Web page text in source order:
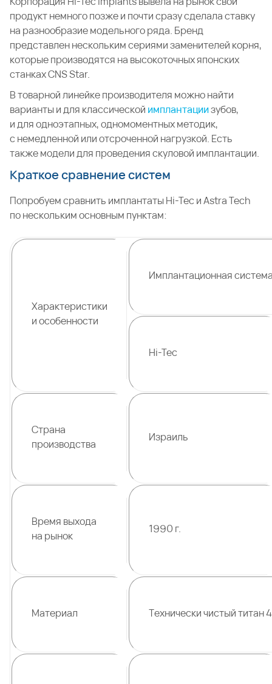
продукт немного позже и почти сразу сделала ставку
на разнообразие модельного ряда. Бренд
представлен нескольким сериями заменителей корня,
которые производятся на высокоточных японских
станках CNS Star.
В товарной линейке производителя можно найти
варианты и для классической имплантациизубов,
и для одноэтапных, одномоментных методик,
с немедленной или отсроченной нагрузкой. Есть
также модели для проведения скуловой имплантации.
Краткое сравнение систем
Попробуем сравнить имплантаты Hi-Tec и Astra Tech
по нескольким основным пунктам:
Характеристики
и особенности
Имплантационная
Hi-Tec
Страна
производства
Израиль
Время выхода
на рынок
1990 г.
Материал Технически чистый титан